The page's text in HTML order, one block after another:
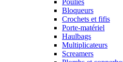
Poulies
Bloqueurs
Crochets et fifis
Porte-matériel
Haulbags
Multiplicateurs
Screamers